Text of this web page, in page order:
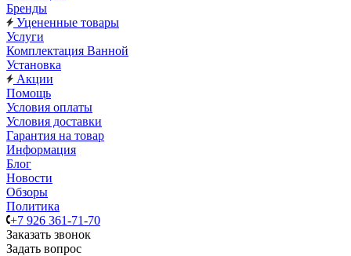
Бренды
Уцененные товары
Услуги
Комплектация Ванной
Установка
Акции
Помощь
Условия оплаты
Условия доставки
Гарантия на товар
Информация
Блог
Новости
Обзоры
Политика
+7 926 361-71-70
Заказать звонок
Задать вопрос